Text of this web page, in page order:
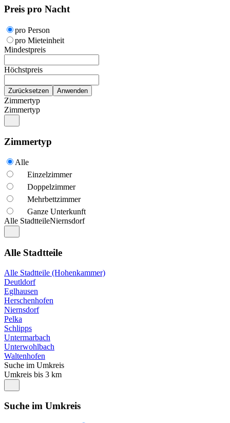
Preis pro Nacht
pro Person
pro Mieteinheit
Mindestpreis
Höchstpreis
Zimmertyp
Zimmertyp
Zimmertyp
Alle
Einzelzimmer
Doppelzimmer
Mehrbettzimmer
Ganze Unterkunft
Alle StadtteileNiernsdorf
Alle Stadtteile
Alle Stadtteile (Hohenkammer)
Deutldorf
Eglhausen
Herschenhofen
Niernsdorf
Pelka
Schlipps
Untermarbach
Unterwohlbach
Waltenhofen
Suche im Umkreis
Umkreis bis 3 km
Suche im Umkreis